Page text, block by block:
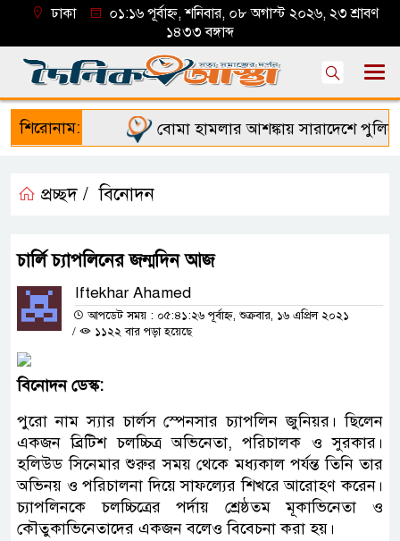
ঢাকা
০১:১৬ পূর্বাহ্ন, শনিবার, ০৮ অগাস্ট ২০২৬, ২৩ শ্রাবণ
১৪৩৩ বঙ্গাব্দ
শিরোনাম: বোমা হামলার আশঙ্কায় সারাদেশে পুলিশের
প্রচ্ছদ / বিনোদন
চার্লি চ্যাপলিনের জন্মদিন আজ
Iftekhar Ahamed
আপডেট সময় : ০৫:৪১:২৬ পূর্বাহ্ন, শুক্রবার, ১৬ এপ্রিল ২০২১
/
১১২২ বার পড়া হয়েছে
বিনোদন ডেস্ক:
পুরো নাম স্যার চার্লস স্পেনসার চ্যাপলিন জুনিয়র। ছিলেন
একজন ব্রিটিশ চলচ্চিত্র অভিনেতা, পরিচালক ও সুরকার।
হলিউড সিনেমার শুরুর সময় থেকে মধ্যকাল পর্যন্ত তিনি তার
অভিনয় ও পরিচালনা দিয়ে সাফল্যের শিখরে আরোহণ করেন।
চ্যাপলিনকে চলচ্চিত্রের পর্দায় শ্রেষ্ঠতম মূকাভিনেতা ও
কৌতুকাভিনেতাদের একজন বলেও বিবেচনা করা হয়।